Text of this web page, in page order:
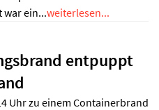
war ein...weiterlesen...
entpuppt
Uhr zu einem Containerbrand